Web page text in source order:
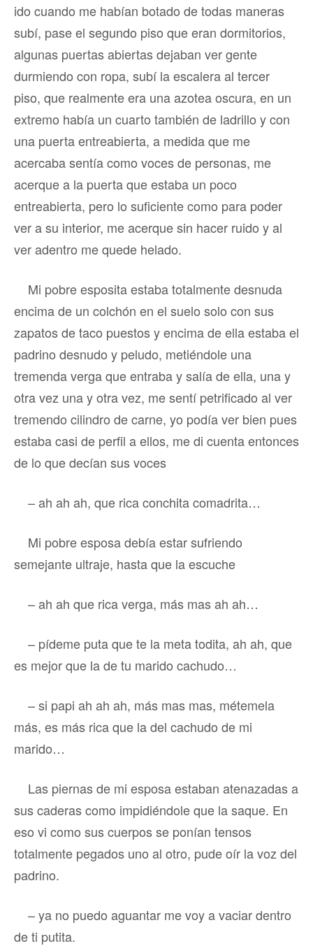
ido cuando me habían botado de todas maneras
subí, pase el segundo piso que eran dormitorios,
algunas puertas abiertas dejaban ver gente
durmiendo con ropa, subí la escalera al tercer
piso, que realmente era una azotea oscura, en un
extremo había un cuarto también de ladrillo y con
una puerta entreabierta, a medida que me
acercaba sentía como voces de personas, me
acerque a la puerta que estaba un poco
entreabierta, pero lo suficiente como para poder
ver a su interior, me acerque sin hacer ruido y al
ver adentro me quede helado.
Mi pobre esposita estaba totalmente desnuda
encima de un colchón en el suelo solo con sus
zapatos de taco puestos y encima de ella estaba el
padrino desnudo y peludo, metiéndole una
tremenda verga que entraba y salía de ella, una y
otra vez una y otra vez, me sentí petrificado al ver
tremendo cilindro de carne, yo podía ver bien pues
estaba casi de perfil a ellos, me di cuenta entonces
de lo que decían sus voces
– ah ah ah, que rica conchita comadrita…
Mi pobre esposa debía estar sufriendo
semejante ultraje, hasta que la escuche
– ah ah que rica verga, más mas ah ah…
– pídeme puta que te la meta todita, ah ah, que
es mejor que la de tu marido cachudo…
– si papi ah ah ah, más mas mas, métemela
más, es más rica que la del cachudo de mi
marido…
Las piernas de mi esposa estaban atenazadas a
sus caderas como impidiéndole que la saque. En
eso vi como sus cuerpos se ponían tensos
totalmente pegados uno al otro, pude oír la voz del
padrino.
– ya no puedo aguantar me voy a vaciar dentro
de ti putita.